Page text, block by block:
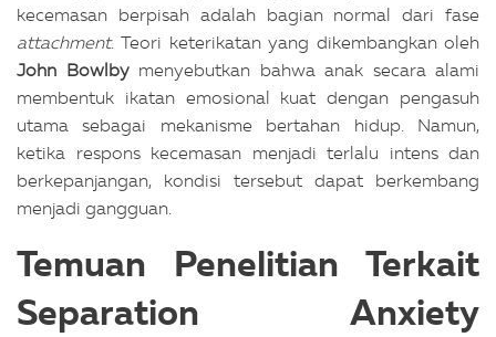
kecemasan berpisah adalah bagian normal dari fase
attachment. Teori keterikatan yang dikembangkan oleh
John Bowlbymenyebutkan bahwa anak secara alami
membentuk ikatan emosional kuat dengan pengasuh
utama sebagai mekanisme bertahan hidup. Namun,
ketika respons kecemasan menjadi terlalu intens dan
berkepanjangan, kondisi tersebut dapat berkembang
menjadi gangguan.
Temuan Penelitian Terkait
Separation Anxiety